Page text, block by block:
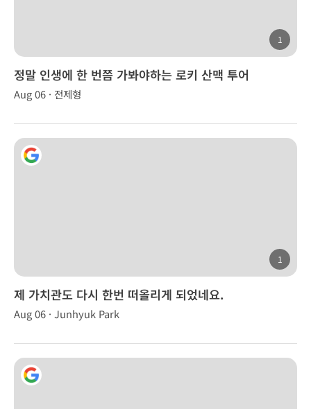
1
정말 인생에 한 번쯤 가봐야하는 로키 산맥 투어
Aug 06 · 전제형
1
제 가치관도 다시 한번 떠올리게 되었네요.
Aug 06 · Junhyuk Park